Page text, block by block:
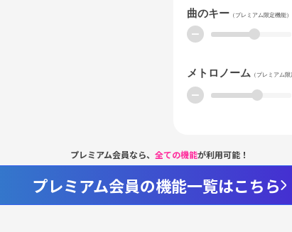
曲のキー （プレミアム限定機能）
ー
メトロノーム （プレミアム限
ー
プレミアム会員なら、 全ての機能が利用可能！
プレミアム会員の機能一覧はこちら